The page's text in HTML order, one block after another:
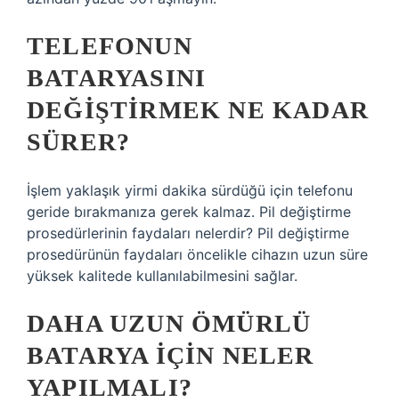
TELEFONUN
BATARYASINI
DEĞIŞTIRMEK NE KADAR
SÜRER?
İşlem yaklaşık yirmi dakika sürdüğü için telefonu
geride bırakmanıza gerek kalmaz. Pil değiştirme
prosedürlerinin faydaları nelerdir? Pil değiştirme
prosedürünün faydaları öncelikle cihazın uzun süre
yüksek kalitede kullanılabilmesini sağlar.
DAHA UZUN ÖMÜRLÜ
BATARYA IÇIN NELER
YAPILMALI?